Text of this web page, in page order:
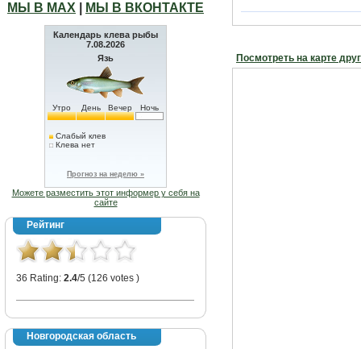
МЫ В МАХ МЫ В ВКОНТАКТЕ
Календарь клева рыбы
7.08.2026
Язь
Утро День Вечер Ночь
Слабый клев
Клева нет
Прогноз на неделю »
Можете разместить этот информер у себя на
сайте
Рейтинг
36 Rating: 2.4/5 (126 votes )
Новгородская область
Посмотреть на карте